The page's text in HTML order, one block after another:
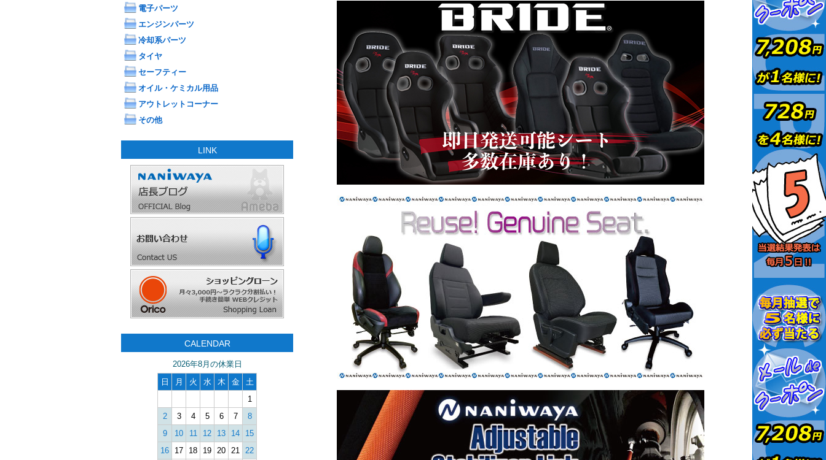
電子パーツ
エンジンパーツ
冷却系パーツ
タイヤ
セーフティー
オイル・ケミカル用品
アウトレットコーナー
その他
LINK
CALENDAR
2026年8月の休業日
日
月 火 水 木 金
土
1
2
3 4 5 6 7
8
9
10 11 12 13 14
15
16
17 18 19 20 21 22